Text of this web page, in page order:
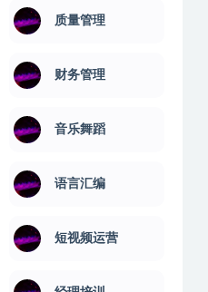
质量管理
财务管理
音乐舞蹈
语言汇编
短视频运营